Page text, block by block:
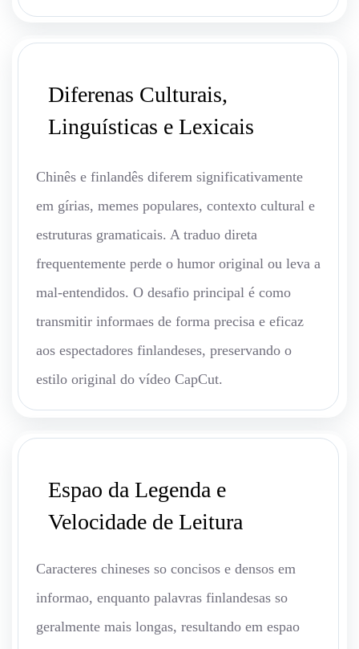
Diferenas Culturais,
Linguísticas e Lexicais
Chinês e finlandês diferem significativamente
em gírias, memes populares, contexto cultural e
estruturas gramaticais. A traduo direta
frequentemente perde o humor original ou leva a
mal-entendidos. O desafio principal é como
transmitir informaes de forma precisa e eficaz
aos espectadores finlandeses, preservando o
estilo original do vídeo CapCut.
Espao da Legenda e
Velocidade de Leitura
Caracteres chineses so concisos e densos em
informao, enquanto palavras finlandesas so
geralmente mais longas, resultando em espao